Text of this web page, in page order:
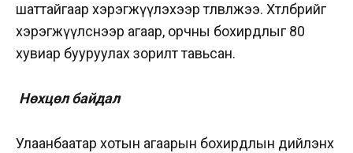
шаттайгаар хэрэгжүүлэхээр төлөвлөжээ. Хөтөлбөрийг
хэрэгжүүлснээр агаар, орчны бохирдлыг 80
хувиар бууруулах зорилт тавьсан.
Нөхцөл байдал
Улаанбаатар хотын агаарын бохирдлын дийлэнх